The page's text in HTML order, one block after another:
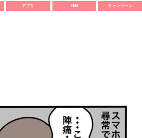
アプリ SNS キャンペーン